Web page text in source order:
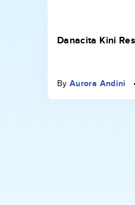
Danacita Kini
By Aurora Andini •